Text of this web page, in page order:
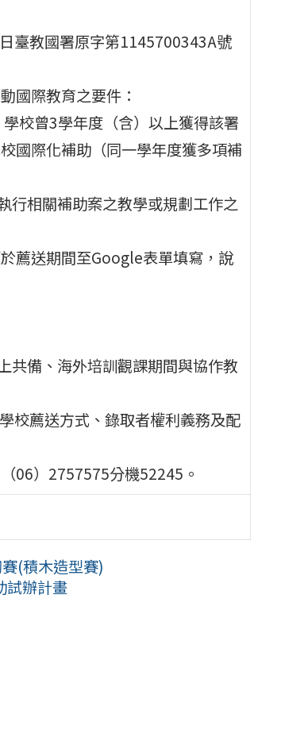
臺教國署原字第1145700343A號
國際教育之要件：
校曾3學年度（含）以上獲得該署
國際化補助（同一學年度獲多項補
行相關補助案之教學或規劃工作之
薦送期間至Google表單填寫，說
共備、海外培訓觀課期間與協作教
校薦送方式、錄取者權利義務及配
06）2757575分機52245。
(積木造型賽)
試辦計畫